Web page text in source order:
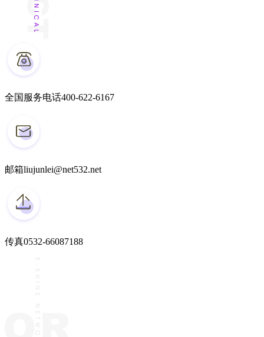
全国服务电话400-622-6167
邮箱liujunlei@net532.net
传真0532-66087188